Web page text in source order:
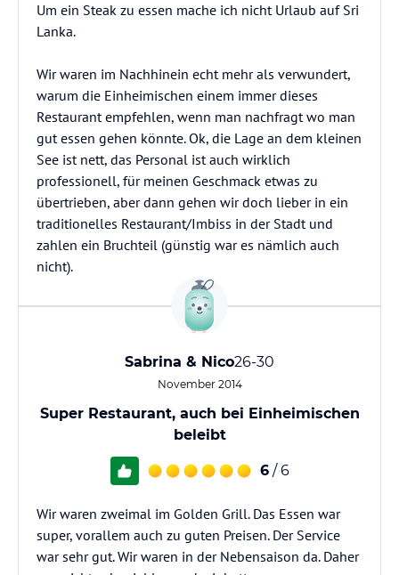
Um ein Steak zu essen mache ich nicht Urlaub auf Sri
Lanka.
Wir waren im Nachhinein echt mehr als verwundert,
warum die Einheimischen einem immer dieses
Restaurant empfehlen, wenn man nachfragt wo man
gut essen gehen könnte. Ok, die Lage an dem kleinen
See ist nett, das Personal ist auch wirklich
professionell, für meinen Geschmack etwas zu
übertrieben, aber dann gehen wir doch lieber in ein
traditionelles Restaurant/Imbiss in der Stadt und
zahlen ein Bruchteil (günstig war es nämlich auch
nicht).
Sabrina & Nico26-30
November 2014
Super Restaurant, auch bei Einheimischen
beleibt
6 / 6
Wir waren zweimal im Golden Grill. Das Essen war
super, vorallem auch zu guten Preisen. Der Service
war sehr gut. Wir waren in der Nebensaison da. Daher